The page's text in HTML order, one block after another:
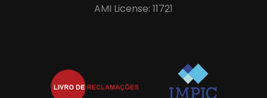
AMI License: 11721